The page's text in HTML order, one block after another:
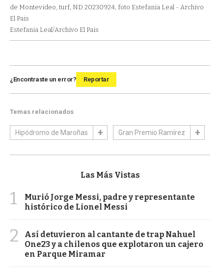
de Montevideo, turf, ND 20230924, foto Estefania Leal - Archivo
El Pais
Estefania Leal/Archivo El Pais
¿Encontraste un error? Reportar
Temas relacionados
Hipódromo de Maroñas Gran Premio Ramírez
Las Más Vistas
1
Murió Jorge Messi, padre y representante
histórico de Lionel Messi
2
Así detuvieron al cantante de trap Nahuel
One23 y a chilenos que explotaron un cajero
en Parque Miramar